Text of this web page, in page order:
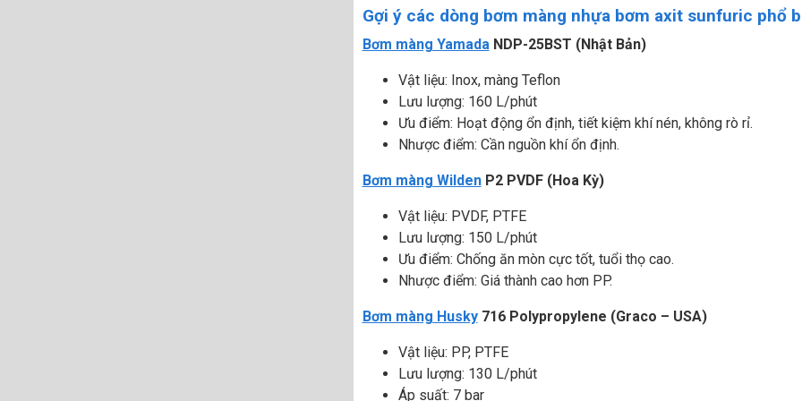
Gợi ý các dòng bơm màng nhựa bơm axit sunfuric phổ
Bơm màng YamadaNDP-25BST (Nhật Bản)
Vật liệu: Inox, màng Teflon
Lưu lượng: 160 L/phút
Ưu điểm: Hoạt động ổn định, tiết kiệm khí nén, không rò rỉ.
Nhược điểm: Cần nguồn khí ổn định.
Bơm màng WildenP2 PVDF (Hoa Kỳ)
Vật liệu: PVDF, PTFE
Lưu lượng: 150 L/phút
Ưu điểm: Chống ăn mòn cực tốt, tuổi thọ cao.
Nhược điểm: Giá thành cao hơn PP.
Bơm màng Husky716 Polypropylene (Graco – USA)
Vật liệu: PP, PTFE
Lưu lượng: 130 L/phút
Áp suất: 7 bar